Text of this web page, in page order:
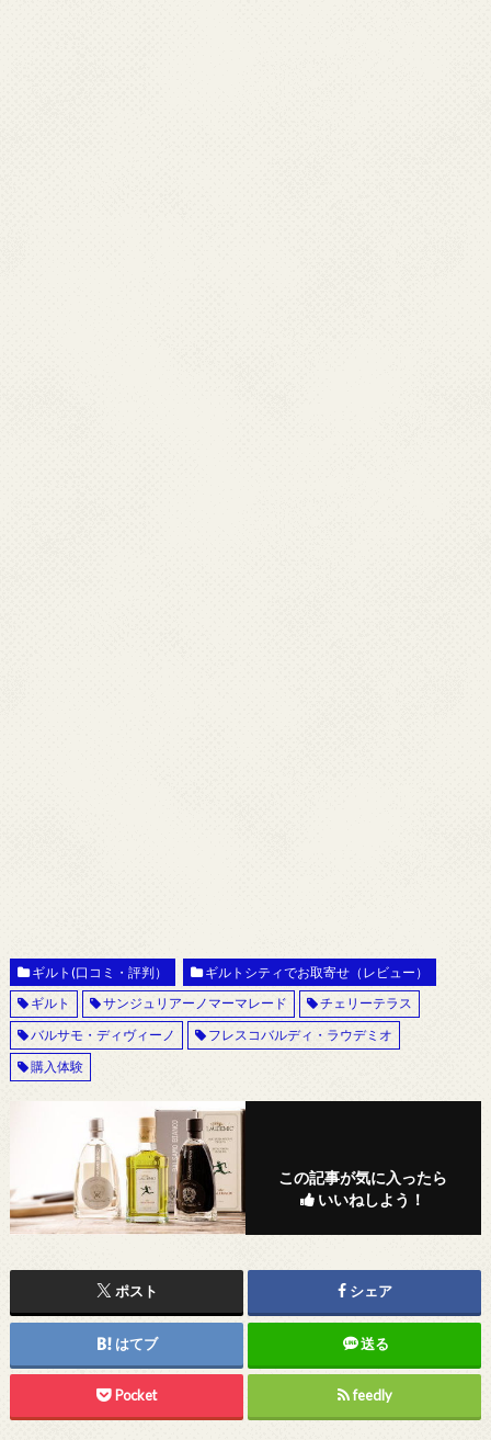
ギルト(口コミ・評判）
ギルトシティでお取寄せ（レビュー）
ギルト
サンジュリアーノマーマレード
チェリーテラス
バルサモ・ディヴィーノ
フレスコバルディ・ラウデミオ
購入体験
この記事が気に入ったら
いいねしよう！
ポスト シェア
はてブ 送る
Pocket feedly